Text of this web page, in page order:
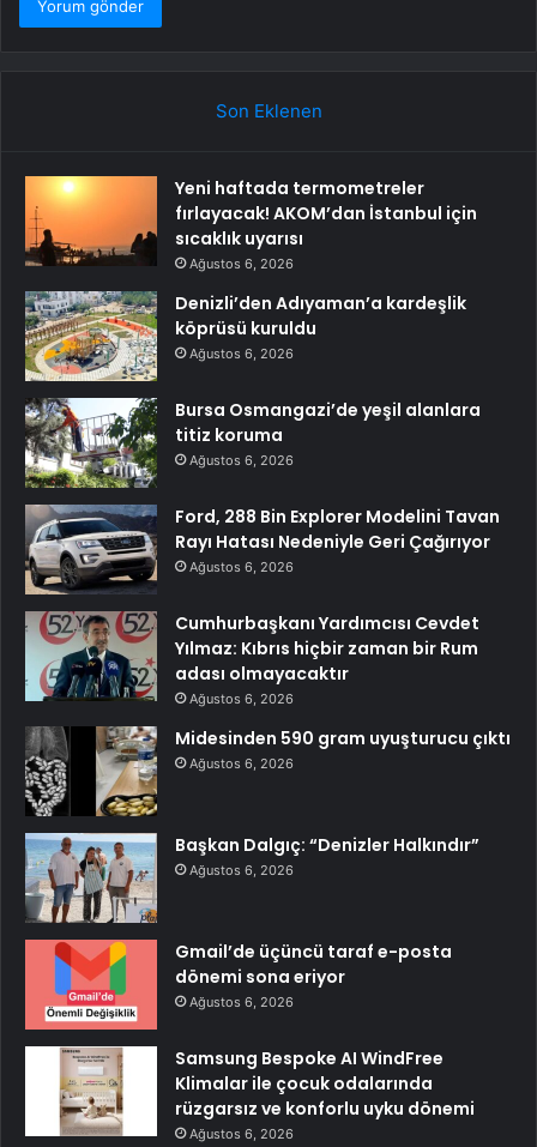
Son Eklenen
Yeni haftada termometreler
fırlayacak! AKOM’dan İstanbul için
sıcaklık uyarısı
Ağustos 6, 2026
Denizli’den Adıyaman’a kardeşlik
köprüsü kuruldu
Ağustos 6, 2026
Bursa Osmangazi’de yeşil alanlara
titiz koruma
Ağustos 6, 2026
Ford, 288 Bin Explorer Modelini Tavan
Rayı Hatası Nedeniyle Geri Çağırıyor
Ağustos 6, 2026
Cumhurbaşkanı Yardımcısı Cevdet
Yılmaz: Kıbrıs hiçbir zaman bir Rum
adası olmayacaktır
Ağustos 6, 2026
Midesinden 590 gram uyuşturucu çıktı
Ağustos 6, 2026
Başkan Dalgıç: “Denizler Halkındır”
Ağustos 6, 2026
Gmail’de üçüncü taraf e-posta
dönemi sona eriyor
Ağustos 6, 2026
Samsung Bespoke AI WindFree
Klimalar ile çocuk odalarında
rüzgarsız ve konforlu uyku dönemi
Ağustos 6, 2026